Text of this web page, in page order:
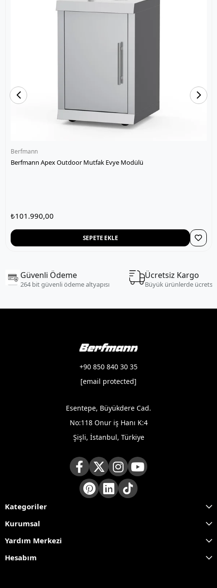
Berfmann
Berfmann Apex Outdoor Mutfak Evye Modülü
₺101.990,00
SEPETE EKLE
Güvenli Ödeme
264 bit güvenli ödeme altyapısı
Ücretsiz Kargo
Büyük ürünlerde
+90 850 840 30 35
[email protected]
Esentepe, Büyükdere Cad.
No:118 Onur iş Hanı K:4
Şişli, İstanbul, Türkiye
Kategoriler
Kurumsal
Yardım Merkezi
Hesabım